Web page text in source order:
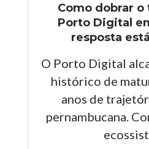
Como dobrar o
Porto Digital
resposta
O Porto Digital
histórico de
anos de
pernambucana.